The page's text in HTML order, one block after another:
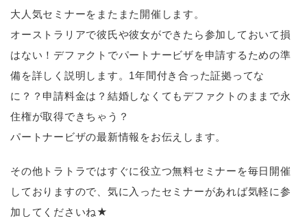
大人気セミナーをまたまた開催します。
オーストラリアで彼氏や彼女ができたら参加しておいて損
はない！デファクトでパートナービザを申請するための準
備を詳しく説明します。1年間付き合った証拠ってな
に？？申請料金は？結婚しなくてもデファクトのままで永
住権が取得できちゃう？
パートナービザの最新情報をお伝えします。
その他トラトラではすぐに役立つ無料セミナーを毎日開催
しておりますので、気に入ったセミナーがあれば気軽に参
加してくださいね★